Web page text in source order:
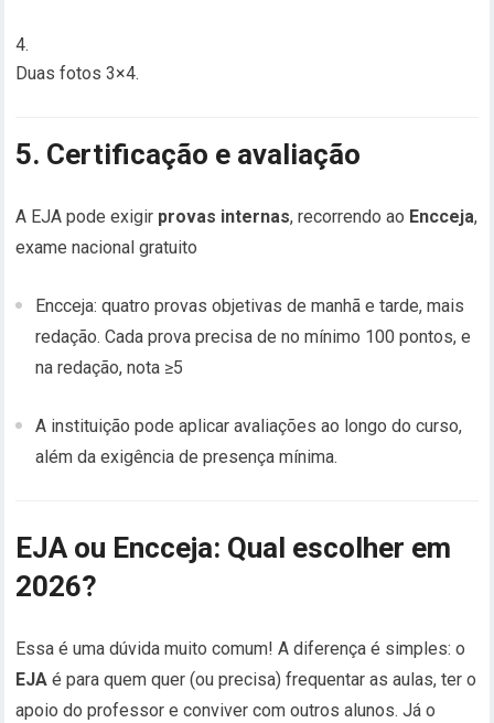
Duas fotos 3×4.
5. Certificação e avaliação
A EJA pode exigir provas internas, recorrendo ao Encceja,
exame nacional gratuito
Encceja: quatro provas objetivas de manhã e tarde, mais
redação. Cada prova precisa de no mínimo 100 pontos, e
na redação, nota ≥5
A instituição pode aplicar avaliações ao longo do curso,
além da exigência de presença mínima.
EJA ou Encceja: Qual escolher em
2026?
Essa é uma dúvida muito comum! A diferença é simples: o
EJA é para quem quer (ou precisa) frequentar as aulas, ter o
apoio do professor e conviver com outros alunos. Já o